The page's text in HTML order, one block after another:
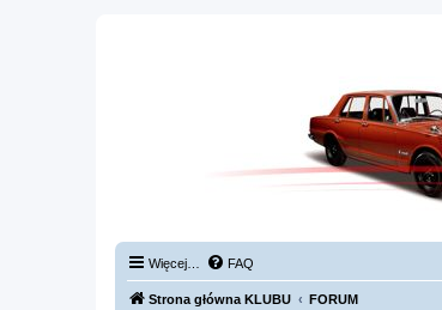
Więcej… FAQ
Strona główna KLUBU FORUM